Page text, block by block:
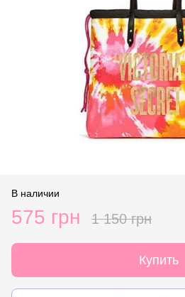
В наличии
575 грн 1 150 грн
Купить